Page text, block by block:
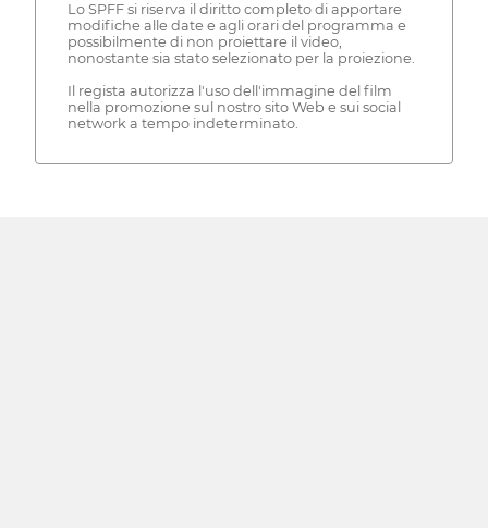
Lo SPFF si riserva il diritto completo di apportare
modifiche alle date e agli orari del programma e
possibilmente di non proiettare il video,
nonostante sia stato selezionato per la proiezione.
Il regista autorizza l'uso dell'immagine del film
nella promozione sul nostro sito Web e sui social
network a tempo indeterminato.